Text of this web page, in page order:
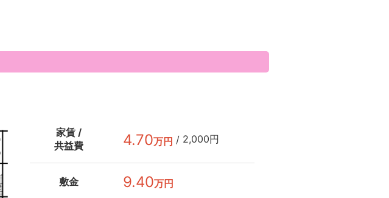
家賃 /
共益費
4.70万円 /2,000円
敷金 9.40万円